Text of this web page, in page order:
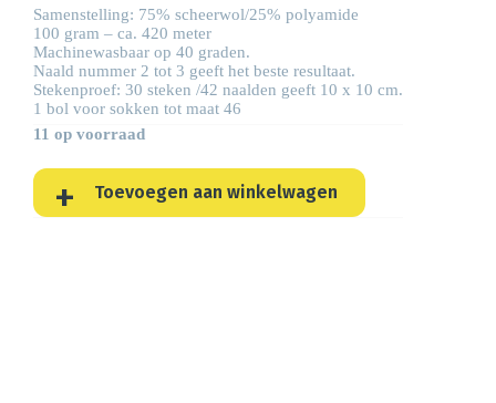
Samenstelling: 75% scheerwol/25% polyamide
100 gram – ca. 420 meter
Machinewasbaar op 40 graden.
Naald nummer 2 tot 3 geeft het beste resultaat.
Stekenproef: 30 steken /42 naalden geeft 10 x 10 cm.
1 bol voor sokken tot maat 46
11 op voorraad
Toevoegen aan winkelwagen